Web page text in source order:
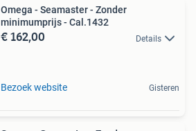
Omega - Seamaster - Zonder
minimumprijs - Cal.1432
€ 162,00 Details
Bezoek website Gisteren